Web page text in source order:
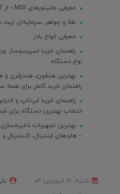
معرفی مانیتورهای MSI ؛ از گیمینگ تا حرفه‌ای
طلا و جواهر: سرمایه‌ای
معرفی انواع بادز
راهنمای خرید اسپرسوساز:
نوع دستگاه
راهنمای خرید کامل برای همه
راهنمای خرید لپ‌تاپ و
انتخاب بهترین دستگاه برای
– هاردهای اینترنال،
شنبه، 16 فروردین 04